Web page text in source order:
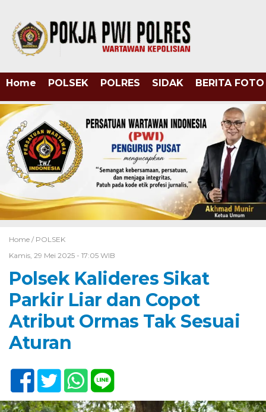
Home POLSEK POLRES SIDAK BERITA FOTO
Home / POLSEK
Kamis, 29 Mei 2025 - 17:05 WIB
Polsek Kalideres Sikat
Parkir Liar dan Copot
Atribut Ormas Tak Sesuai
Aturan